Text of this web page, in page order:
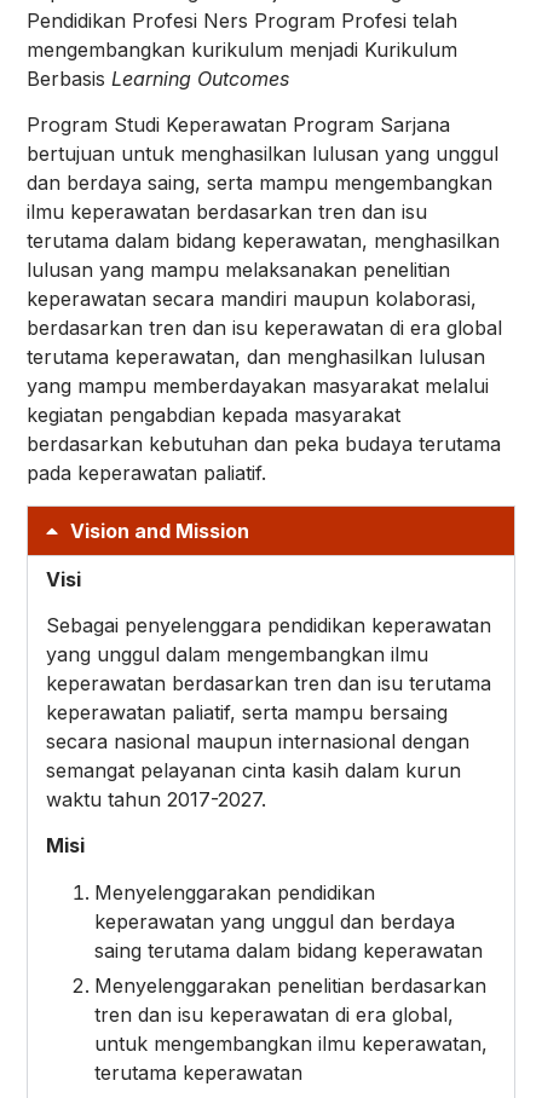
Pendidikan Profesi Ners Program Profesi telah
mengembangkan kurikulum menjadi Kurikulum
Berbasis Learning Outcomes
Program Studi Keperawatan Program Sarjana
bertujuan untuk menghasilkan lulusan yang unggul
dan berdaya saing, serta mampu mengembangkan
ilmu keperawatan berdasarkan tren dan isu
terutama dalam bidang keperawatan, menghasilkan
lulusan yang mampu melaksanakan penelitian
keperawatan secara mandiri maupun kolaborasi,
berdasarkan tren dan isu keperawatan di era global
terutama keperawatan, dan menghasilkan lulusan
yang mampu memberdayakan masyarakat melalui
kegiatan pengabdian kepada masyarakat
berdasarkan kebutuhan dan peka budaya terutama
pada keperawatan paliatif.
Vision and Mission
Visi
Sebagai penyelenggara pendidikan keperawatan
yang unggul dalam mengembangkan ilmu
keperawatan berdasarkan tren dan isu terutama
keperawatan paliatif, serta mampu bersaing
secara nasional maupun internasional dengan
semangat pelayanan cinta kasih dalam kurun
waktu tahun 2017-2027.
Misi
Menyelenggarakan pendidikan
keperawatan yang unggul dan berdaya
saing terutama dalam bidang keperawatan
Menyelenggarakan penelitian berdasarkan
tren dan isu keperawatan di era global,
untuk mengembangkan ilmu keperawatan,
terutama keperawatan